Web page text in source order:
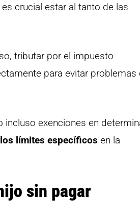
crucial estar al tanto de las
tributar por el impuesto
para evitar problemas
exenciones en
límites específicos en la
sin pagar